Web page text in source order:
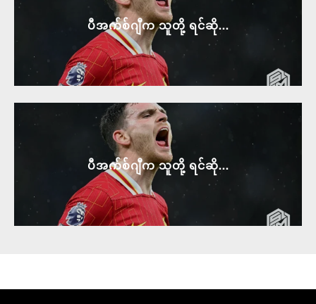
ပီအက်စ်ဂျီက သူတို့ ရင်ဆို...
ပီအက်စ်ဂျီက သူတို့ ရင်ဆို...